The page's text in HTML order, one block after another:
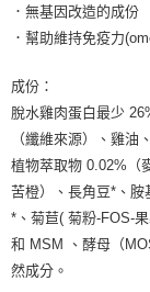
．無基因改造的成份
．幫助維持免疫力
成份：
脫水雞肉蛋白最少
（纖維來源）、雞
植物萃取物 0.02%（
苦橙）、長角豆*、胺
*、菊苣( 菊粉-FOS-
和 MSM 、酵母（
然成分。